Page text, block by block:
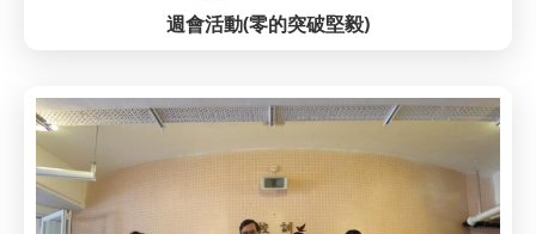
週會活動(零的突破堅毅)